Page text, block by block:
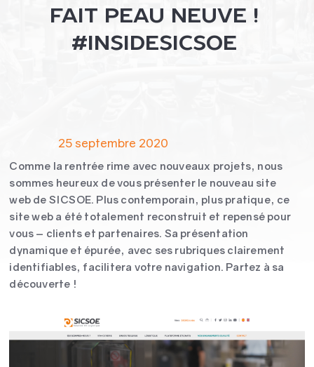
FAIT PEAU NEUVE !
#INSIDESICSOE
25 septembre 2020
Comme la rentrée rime avec nouveaux projets, nous
sommes heureux de vous présenter le nouveau site
web de SICSOE. Plus contemporain, plus pratique, ce
site web a été totalement reconstruit et repensé pour
vous – clients et partenaires. Sa présentation
dynamique et épurée, avec ses rubriques clairement
identifiables, facilitera votre navigation. Partez à sa
découverte !